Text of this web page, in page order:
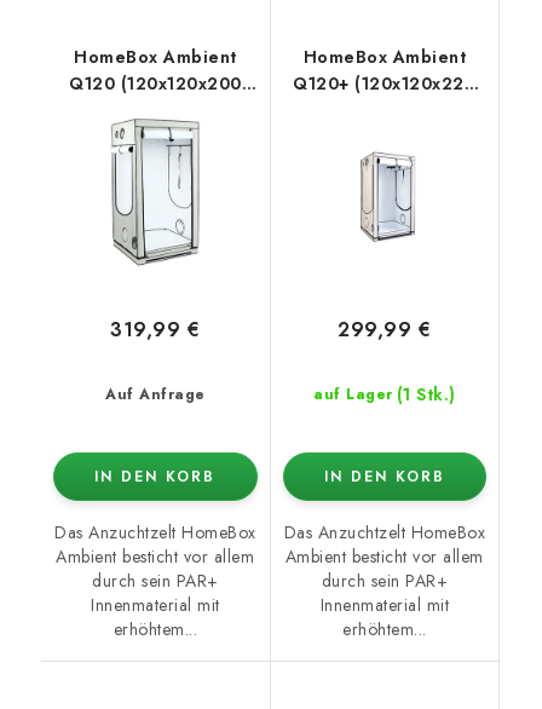
HomeBox Ambient
Q120 (120x120x200
Auf Anfrage
319,99 €
IN DEN KORB
Das Anzuchtzelt HomeBox
Ambient besticht vor allem
durch sein PAR+
Innenmaterial mit
erhöhtem...
HomeBox Ambient
Q120+ (120x120x220
auf Lager (1 Stk.)
299,99 €
IN DEN KORB
Das Anzuchtzelt HomeBox
Ambient besticht vor allem
durch sein PAR+
Innenmaterial mit
erhöhtem...